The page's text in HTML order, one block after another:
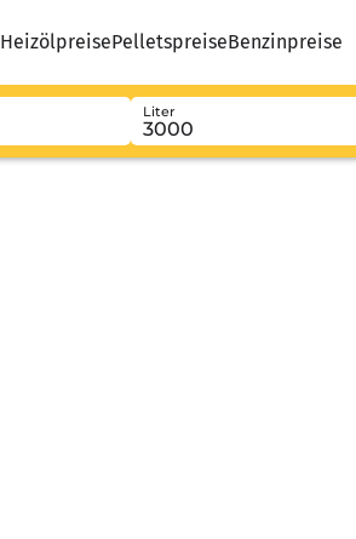
HeizölpreisePelletspreiseBenzinpreise
Liter